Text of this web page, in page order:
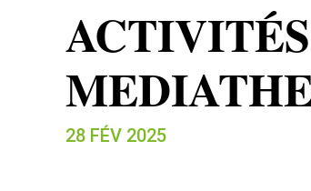
28 FÉV 2025